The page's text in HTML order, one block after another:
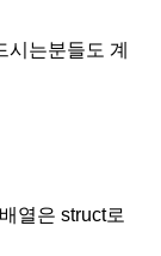
는분들도 계
열은 struct로